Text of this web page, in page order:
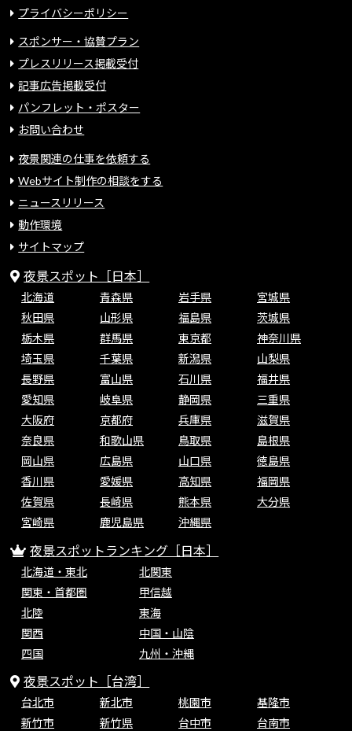
プライバシーポリシー
スポンサー・協賛プラン
プレスリリース掲載受付
記事広告掲載受付
パンフレット・ポスター
お問い合わせ
夜景関連の仕事を依頼する
Webサイト制作の相談をする
ニュースリリース
動作環境
サイトマップ
夜景スポット［日本］
北海道 青森県 岩手県
宮城県
秋田県
山形県 福島県
茨城県
栃木県
群馬県 東京都
神奈川県
埼玉県
千葉県 新潟県
山梨県
長野県
富山県 石川県
福井県
愛知県
岐阜県 静岡県
三重県
大阪府
京都府 兵庫県
滋賀県
奈良県
和歌山県 鳥取県
島根県
岡山県
広島県 山口県
徳島県
香川県
愛媛県 高知県
福岡県
佐賀県
長崎県 熊本県
大分県
宮崎県
鹿児島県 沖縄県
夜景スポットランキング［日本］
北海道・東北
北関東
関東・首都圏
甲信越
北陸
東海
関西
中国・山陰
四国
九州・沖縄
夜景スポット［台湾］
台北市 新北市 桃園市
基隆市
新竹市
新竹県 台中市
台南市